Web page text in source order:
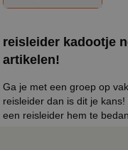
reisleider kadootje
artikelen!
Ga je met een groep op
reisleider dan is dit je
een reisleider hem te